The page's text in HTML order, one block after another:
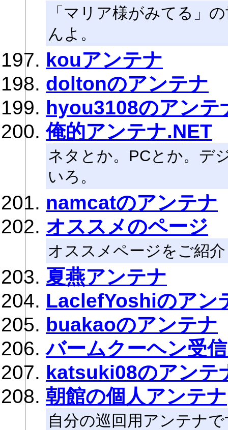
「マリア様がみてる」
んよ。
kouアンテナ
doltonのアンテナ
hyou3108のアンテ
俺的アンテナ.NET
ネタとか。PCとか。デ
いろ。
namcatのアンテナ
オススメのページ
オススメページをご紹介
夏燕アンテナ
LaclefYoshiのアン
buakaoのアンテナ
バームクーヘン受
katsuki08のアンテ
朝館の個人アンテナ
自分の巡回用アンテナ